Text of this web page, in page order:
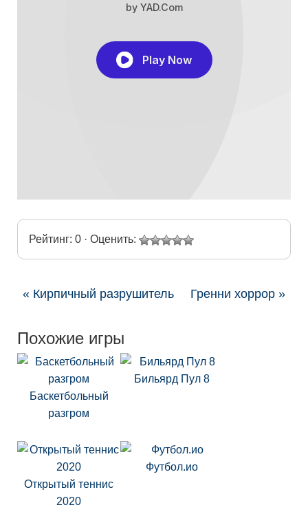
Рейтинг: 0 · Оценить:
« Кирпичный разрушитель Гренни хоррор »
Похожие игры
Баскетбольный
разгром
Бильярд Пул 8
Открытый теннис
2020
Футбол.ио